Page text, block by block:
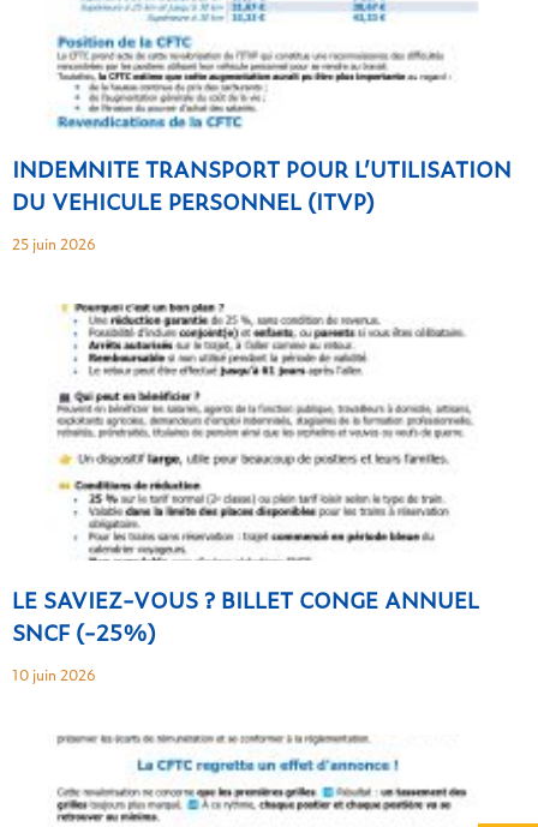
INDEMNITE TRANSPORT POUR L’UTILISATION
DU VEHICULE PERSONNEL (ITVP)
25 juin 2026
LE SAVIEZ-VOUS ? BILLET CONGE ANNUEL
SNCF (-25%)
10 juin 2026